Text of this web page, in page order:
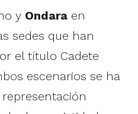
y Ondara en
sedes que han
el título Cadete
escenarios se ha